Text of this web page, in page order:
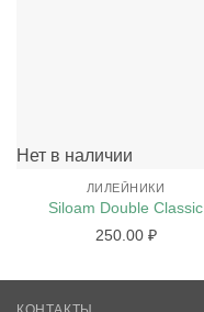
Нет в наличии
ЛИЛЕЙНИКИ
Siloam Double Classic
250.00 ₽